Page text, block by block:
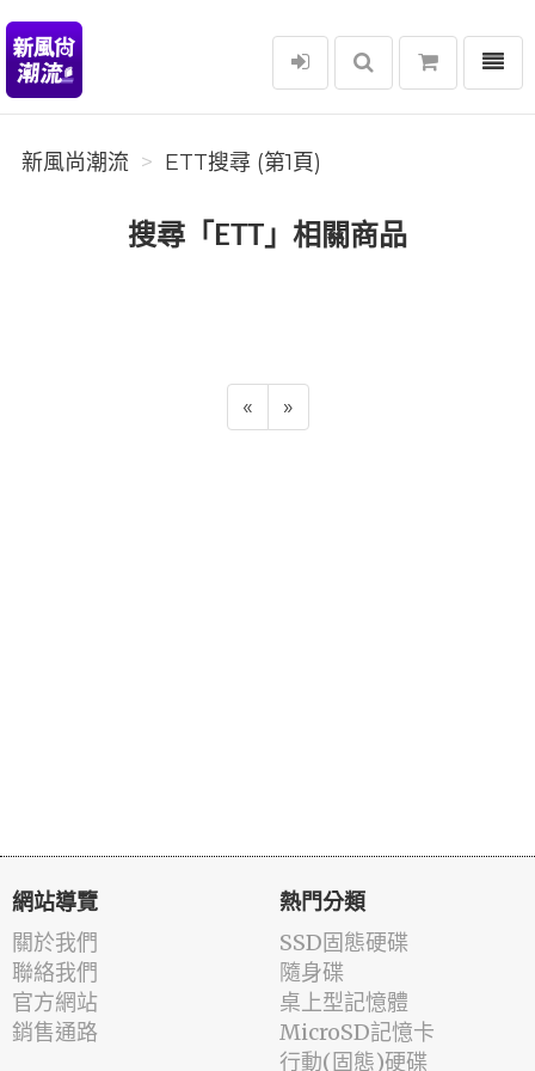
新風尚潮流
選單
新風尚潮流 ETT搜尋 (第1頁)
搜尋「ETT」相關商品
« »
網站導覽
關於我們
聯絡我們
官方網站
銷售通路
熱門分類
SSD固態硬碟
隨身碟
桌上型記憶體
MicroSD記憶卡
行動(固態)硬碟